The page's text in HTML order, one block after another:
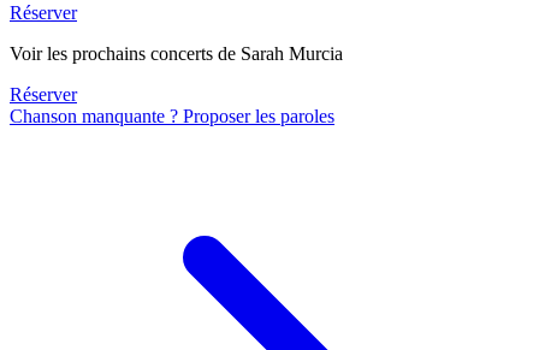
Réserver
Voir les prochains concerts de Sarah Murcia
Réserver
Chanson manquante ? Proposer les paroles